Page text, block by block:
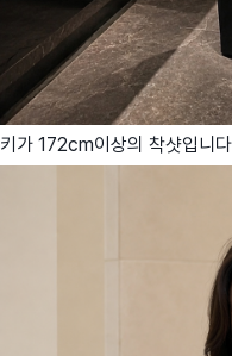
키가 172cm이상의 착샷입니